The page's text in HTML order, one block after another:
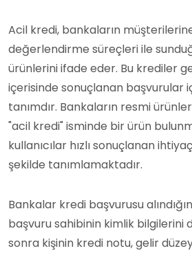
Acil kredi, bankaların müşterilerine
değerlendirme süreçleri ile
ürünlerini ifade eder. Bu krediler
içerisinde sonuçlanan başvurular
tanımdır. Bankaların resmi
"acil kredi" isminde bir ürün
kullanıcılar hızlı sonuçlanan
şekilde tanımlamaktadır.
Bankalar kredi başvurusu
başvuru sahibinin kimlik bilgilerini
sonra kişinin kredi notu, gelir